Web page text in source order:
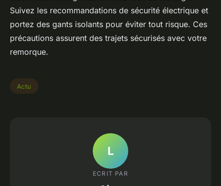
Suivez les recommandations de sécurité électrique et
portez des gants isolants pour éviter tout risque. Ces
précautions assurent des trajets sécurisés avec votre
remorque.
Actu
L
ECRIT PAR